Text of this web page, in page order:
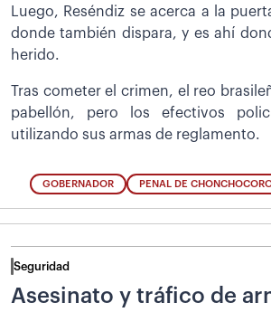
Luego, Reséndiz se acerca a la
donde también dispara, y es ahí
herido.
Tras cometer el crimen, el reo
pabellón, pero los efectivos
utilizando sus armas de reglamento.
GOBERNADOR PENAL DE
Seguridad
Asesinato y tráfico de